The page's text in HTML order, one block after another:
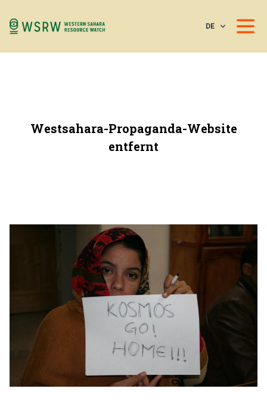
DE
Westsahara-Propaganda-Website
entfernt